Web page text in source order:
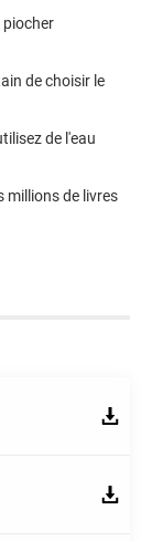
piocher
de choisir le
de l'eau
millions de livres